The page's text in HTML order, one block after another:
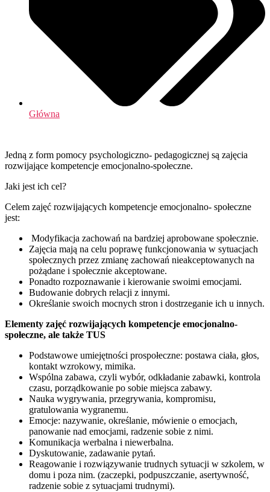
Główna
Jedną z form pomocy psychologiczno- pedagogicznej są zajęcia
rozwijające kompetencje emocjonalno-społeczne.
Jaki jest ich cel?
Celem zajęć rozwijających kompetencje emocjonalno- społeczne
jest:
Modyfikacja zachowań na bardziej aprobowane społecznie.
Zajęcia mają na celu poprawę funkcjonowania w sytuacjach
społecznych przez zmianę zachowań nieakceptowanych na
pożądane i społecznie akceptowane.
Ponadto rozpoznawanie i kierowanie swoimi emocjami.
Budowanie dobrych relacji z innymi.
Określanie swoich mocnych stron i dostrzeganie ich u innych.
Elementy zajęć rozwijających kompetencje emocjonalno-
społeczne, ale także TUS
Podstawowe umiejętności prospołeczne: postawa ciała, głos,
kontakt wzrokowy, mimika.
Wspólna zabawa, czyli wybór, odkładanie zabawki, kontrola
czasu, porządkowanie po sobie miejsca zabawy.
Nauka wygrywania, przegrywania, kompromisu,
gratulowania wygranemu.
Emocje: nazywanie, określanie, mówienie o emocjach,
panowanie nad emocjami, radzenie sobie z nimi.
Komunikacja werbalna i niewerbalna.
Dyskutowanie, zadawanie pytań.
Reagowanie i rozwiązywanie trudnych sytuacji w szkolem, w
domu i poza nim. (zaczepki, podpuszczanie, asertywność,
radzenie sobie z sytuacjami trudnymi).